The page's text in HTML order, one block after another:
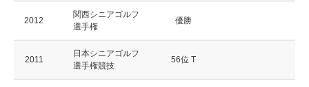
2012
関西シニアゴルフ
選手権
優勝
2011
日本シニアゴルフ
選手権競技
56位 T